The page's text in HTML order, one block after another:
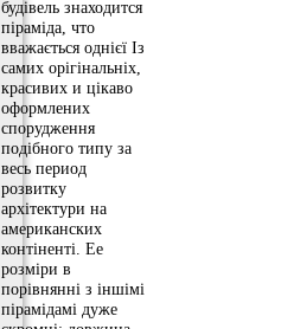
будівель знаходится
піраміда, что
вважається однієї Із
самих орігінальніх,
красивих и цікаво
оформлених
спорудження
подібного типу за
весь период
розвитку
архітектури на
американских
контіненті. Ее
розміри в
порівнянні з іншімі
пірамідамі дуже